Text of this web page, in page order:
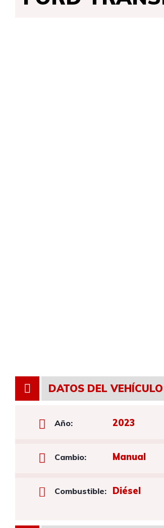
DATOS DEL VEHÍCULO
Año: 2023
Cambio: Manual
Combustible: Diésel